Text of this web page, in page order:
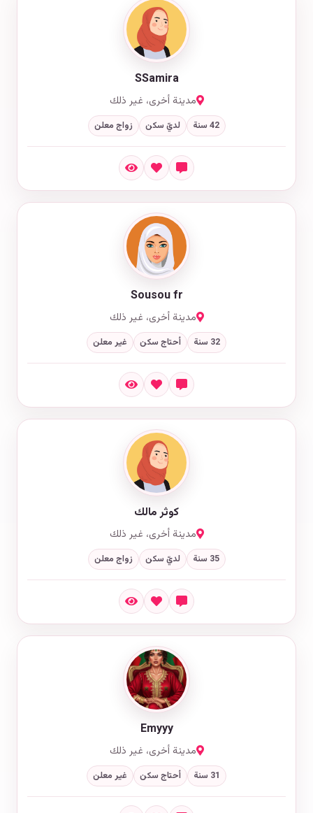
SSamira
مدينة أخرى، غير ذلك
42 سنة لديّ سكن زواج معلن
Sousou fr
مدينة أخرى، غير ذلك
32 سنة أحتاج سكن غير معلن
كوثر مالك
مدينة أخرى، غير ذلك
35 سنة لديّ سكن زواج معلن
Emyyy
مدينة أخرى، غير ذلك
31 سنة أحتاج سكن غير معلن